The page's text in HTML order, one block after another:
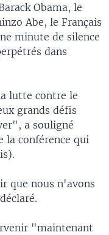
Obama, le
Abe, le Français
minute de silence
dans
lutte contre le
grands défis
a souligné
la conférence qui
que nous n'avons
"maintenant